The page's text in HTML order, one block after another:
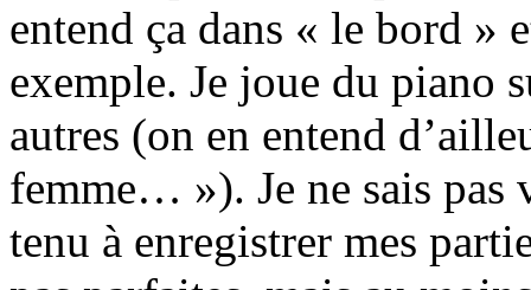
entend ça dans « le bord »
exemple. Je joue du piano
autres (on en entend
femme… »). Je ne sais pas
tenu à enregistrer mes